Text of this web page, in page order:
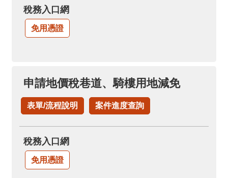
稅務入口網
免用憑證
申請地價稅巷道、騎樓用地減免
表單/流程說明 案件進度查詢
稅務入口網
免用憑證